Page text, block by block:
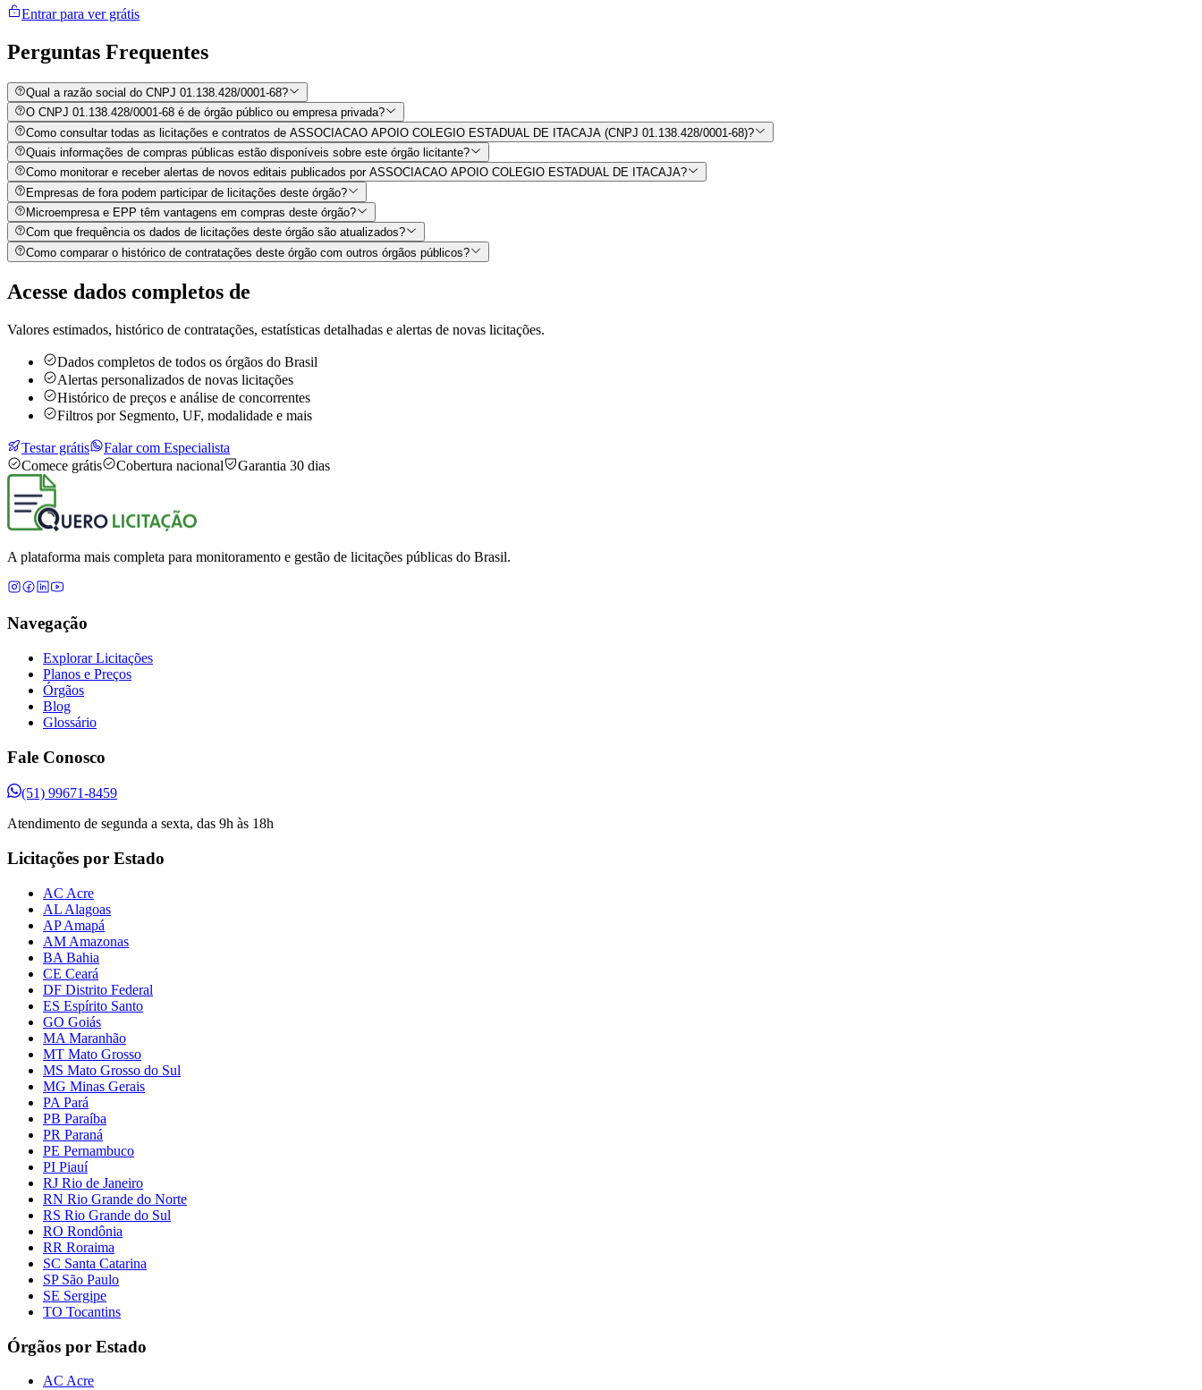
Entrar para ver grátis
Perguntas Frequentes
Qual a razão social do CNPJ 01.138.428/0001-68?
O CNPJ 01.138.428/0001-68 é de órgão público ou empresa privada?
Como consultar todas as licitações e contratos de ASSOCIACAO APOIO COLEGIO ESTADUAL DE ITACAJA (CNPJ 01.138.428/0001-68)?
Quais informações de compras públicas estão disponíveis sobre este órgão licitante?
Como monitorar e receber alertas de novos editais publicados por ASSOCIACAO APOIO COLEGIO ESTADUAL DE ITACAJA?
Empresas de fora podem participar de licitações deste órgão?
Microempresa e EPP têm vantagens em compras deste órgão?
Com que frequência os dados de licitações deste órgão são atualizados?
Como comparar o histórico de contratações deste órgão com outros órgãos públicos?
Acesse dados completos de
Valores estimados, histórico de contratações, estatísticas detalhadas e alertas de novas licitações.
Dados completos de todos os órgãos do Brasil
Alertas personalizados de novas licitações
Histórico de preços e análise de concorrentes
Filtros por Segmento, UF, modalidade e mais
Testar grátis
Falar com Especialista
Comece grátis
Cobertura nacional Garantia 30 dias
A plataforma mais completa para monitoramento e gestão de licitações públicas do Brasil.
Navegação
Explorar Licitações
Planos e Preços
Órgãos
Blog
Glossário
Fale Conosco
(51) 99671-8459
Atendimento de segunda a sexta, das 9h às 18h
Licitações por Estado
AC Acre
AL Alagoas
AP Amapá
AM Amazonas
BA Bahia
CE Ceará
DF Distrito Federal
ES Espírito Santo
GO Goiás
MA Maranhão
MT Mato Grosso
MS Mato Grosso do Sul
MG Minas Gerais
PA Pará
PB Paraíba
PR Paraná
PE Pernambuco
PI Piauí
RJ Rio de Janeiro
RN Rio Grande do Norte
RS Rio Grande do Sul
RO Rondônia
RR Roraima
SC Santa Catarina
SP São Paulo
SE Sergipe
TO Tocantins
Órgãos por Estado
AC Acre